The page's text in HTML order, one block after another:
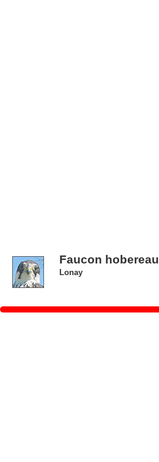
Faucon hobereau
Lonay